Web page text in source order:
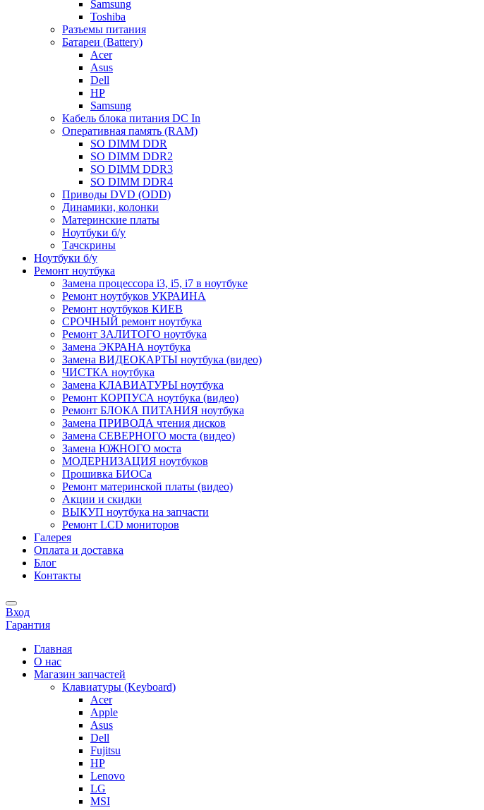
Samsung
Toshiba
Разъемы питания
Батареи (Battery)
Acer
Asus
Dell
HP
Samsung
Кабель блока питания DC In
Оперативная память (RAM)
SO DIMM DDR
SO DIMM DDR2
SO DIMM DDR3
SO DIMM DDR4
Приводы DVD (ODD)
Динамики, колонки
Материнские платы
Ноутбуки б/у
Тачскрины
Ноутбуки б/у
Ремонт ноутбука
Замена процессора i3, i5, i7 в ноутбуке
Ремонт ноутбуков УКРАИНА
Ремонт ноутбуков КИЕВ
СРОЧНЫЙ ремонт ноутбука
Ремонт ЗАЛИТОГО ноутбука
Замена ЭКРАНА ноутбука
Замена ВИДЕОКАРТЫ ноутбука (видео)
ЧИСТКА ноутбука
Замена КЛАВИАТУРЫ ноутбука
Ремонт КОРПУСА ноутбука (видео)
Ремонт БЛОКА ПИТАНИЯ ноутбука
Замена ПРИВОДА чтения дисков
Замена СЕВЕРНОГО моста (видео)
Замена ЮЖНОГО моста
МОДЕРНИЗАЦИЯ ноутбуков
Прошивка БИОСа
Ремонт материнской платы (видео)
Акции и скидки
ВЫКУП ноутбука на запчасти
Ремонт LCD мониторов
Галерея
Оплата и доставка
Блог
Контакты
Вход
Гарантия
Главная
О нас
Магазин запчастей
Клавиатуры (Keyboard)
Acer
Apple
Asus
Dell
Fujitsu
HP
Lenovo
LG
MSI